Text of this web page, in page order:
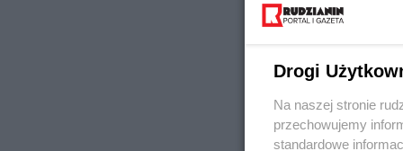
Drogi
Na naszej stronie
przechowujemy
standardowe